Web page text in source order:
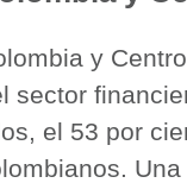
y
sector
el 53 por